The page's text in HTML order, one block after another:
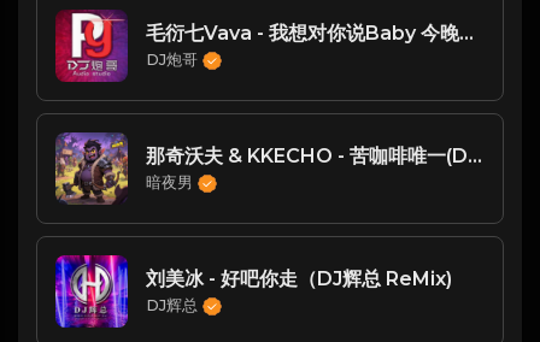
毛衍七Vava - 我想对你说Baby 今晚迈阿密 ( DJ炮哥 ProgHouse Rmx 2020)
DJ炮哥
那奇沃夫 & KKECHO - 苦咖啡唯一(DjA乐 FunkyHouse Rmx 2023)
暗夜男
刘美冰 - 好吧你走（DJ辉总 ReMix)
DJ辉总